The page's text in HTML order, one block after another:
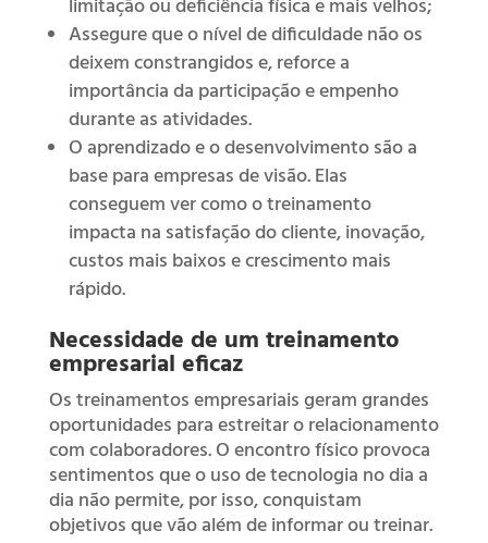
limitação ou deficiência física e mais velhos;
Assegure que o nível de dificuldade não os
deixem constrangidos e, reforce a
importância da participação e empenho
durante as atividades.
O aprendizado e o desenvolvimento são a
base para empresas de visão. Elas
conseguem ver como o treinamento
impacta na satisfação do cliente, inovação,
custos mais baixos e crescimento mais
rápido.
Necessidade de um treinamento
empresarial eficaz
Os treinamentos empresariais geram grandes
oportunidades para estreitar o relacionamento
com colaboradores. O encontro físico provoca
sentimentos que o uso de tecnologia no dia a
dia não permite, por isso, conquistam
objetivos que vão além de informar ou treinar.